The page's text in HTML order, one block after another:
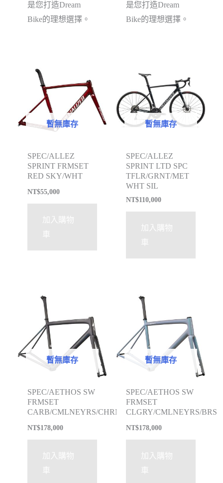
是您打造Dream
Bike的理想選擇。
是您打造Dream
Bike的理想選擇。
暫無庫存
SPEC/ALLEZ
SPRINT FRMSET
RED SKY/WHT
NT$55,000
加入購物
車
暫無庫存
SPEC/ALLEZ
SPRINT LTD SPC
TFLR/GRNT/MET
WHT SIL
NT$110,000
加入購物
車
暫無庫存
SPEC/AETHOS SW
FRMSET
CARB/CMLNEYRS/CHRM
NT$178,000
加入購物
車
暫無庫存
SPEC/AETHOS SW
FRMSET
CLGRY/CMLNEYRS/BRS
NT$178,000
加入購物
車